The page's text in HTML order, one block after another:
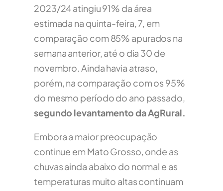
2023/24 atingiu 91% da área
estimada na quinta-feira, 7, em
comparação com 85% apurados na
semana anterior, até o dia 30 de
novembro. Ainda havia atraso,
porém, na comparação com os 95%
do mesmo período do ano passado,
segundo levantamento da AgRural.
Embora a maior preocupação
continue em Mato Grosso, onde as
chuvas ainda abaixo do normal e as
temperaturas muito altas continuam